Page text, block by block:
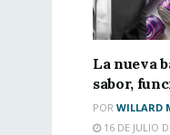
La nueva
sabor,
POR WILLARD
16 DE JULIO